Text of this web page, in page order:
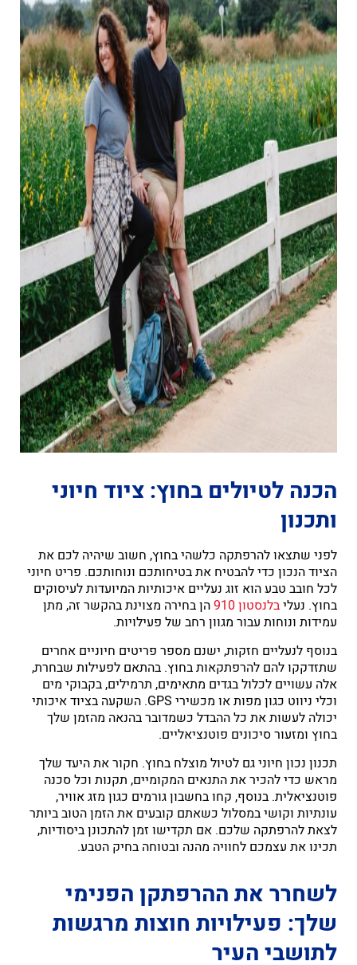
הכנה לטיולים בחוץ: ציוד חיוני
ותכנון
לפני שתצאו להרפתקה כלשהי בחוץ, חשוב שיהיה לכם את
הציוד הנכון כדי להבטיח את בטיחותכם ונוחותכם. פריט חיוני
לכל חובב טבע הוא זוג נעליים איכותיות המיועדות לעיסוקים
בחוץ. נעליבלנסטון 910
הן בחירה מצוינת בהקשר זה, מתן
עמידות ונוחות עבור מגוון רחב של פעילויות.
בנוסף לנעליים חזקות, ישנם מספר פריטים חיוניים אחרים
שתזדקקו להם להרפתקאות בחוץ. בהתאם לפעילות שבחרת,
אלה עשויים לכלול בגדים מתאימים, תרמילים, בקבוקי מים
וכלי ניווט כגון מפות או מכשירי GPS. השקעה בציוד איכותי
יכולה לעשות את כל ההבדל כשמדובר בהנאה מהזמן שלך
בחוץ ומזעור סיכונים פוטנציאליים.
תכנון נכון חיוני גם לטיול מוצלח בחוץ. חקור את היעד שלך
מראש כדי להכיר את התנאים המקומיים, תקנות וכל סכנה
פוטנציאלית. בנוסף, קחו בחשבון גורמים כגון מזג אוויר,
עונתיות וקושי במסלול כשאתם קובעים את הזמן הטוב ביותר
לצאת להרפתקה שלכם. אם תקדישו זמן להתכונן ביסודיות,
תכינו את עצמכם לחוויה מהנה ובטוחה בחיק הטבע.
לשחרר את ההרפתקן הפנימי
שלך: פעילויות חוצות מרגשות
לתושבי העיר